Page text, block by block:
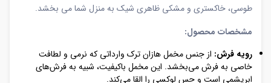
طوسی، خاکستری و مشکی ظاهری شیک به منزل شما می بخشد.
مشخصات محصول:
رویه فرش: از جنس مخمل هازان ترک وارداتی که نرمی و لطافت
خاصی به فرش می‌بخشد. این مخمل باکیفیت، شبیه به فرش‌های
ابریشمی است و حس لوکسی را القا می‌کند.